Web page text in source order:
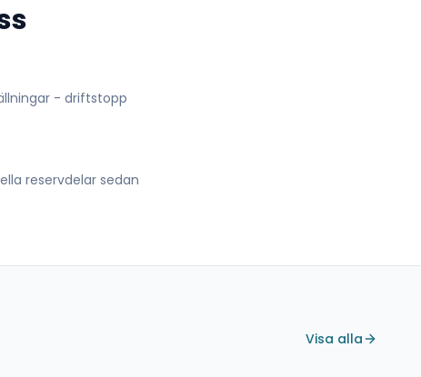
- driftstopp
reservdelar sedan
Visa alla